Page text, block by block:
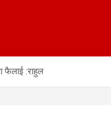
फैलाई :राहुल